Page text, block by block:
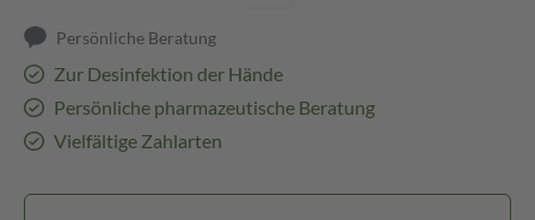
Persönliche Beratung
Zur Desinfektion der Hände
Persönliche pharmazeutische Beratung
Vielfältige Zahlarten